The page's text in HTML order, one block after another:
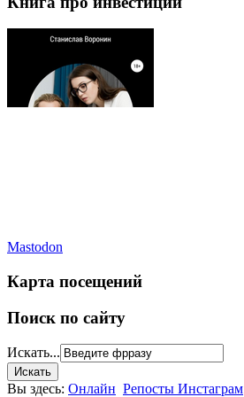
Mastodon
Карта посещений
Поиск по сайту
Искать...
Вы здесь: Онлайн Репосты Инстаграм